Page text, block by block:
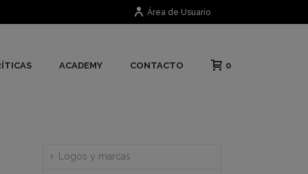
Área de Usuario
ACADEMY CONTACTO 0
Logos y marcas